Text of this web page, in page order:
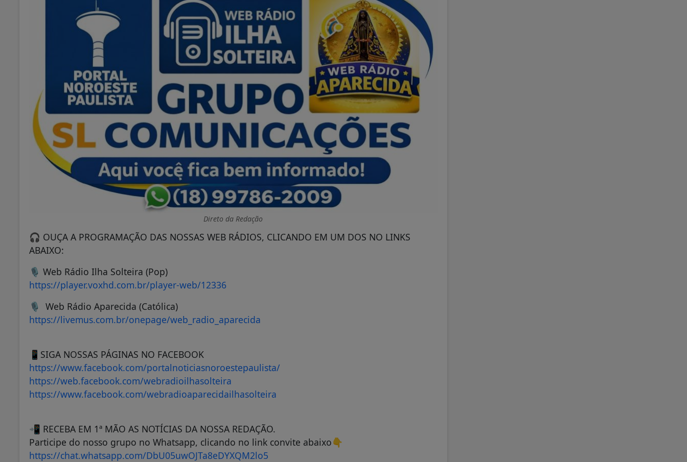
Direto da Redação
🎧 OUÇA A PROGRAMAÇÃO DAS NOSSAS WEB RÁDIOS, CLICANDO EM UM DOS NO LINKS
ABAIXO:
🎙️ Web Rádio Ilha Solteira (Pop)
https://player.voxhd.com.br/player-web/12336
🎙️ Web Rádio Aparecida (Católica)
https://livemus.com.br/onepage/web_radio_aparecida
📱SIGA NOSSAS PÁGINAS NO FACEBOOK
https://www.facebook.com/portalnoticiasnoroestepaulista/
https://web.facebook.com/webradioilhasolteira
https://www.facebook.com/webradioaparecidailhasolteira
📲 RECEBA EM 1ª MÃO AS NOTÍCIAS DA NOSSA REDAÇÃO.
Participe do nosso grupo no Whatsapp, clicando no link convite abaixo👇
https://chat.whatsapp.com/DbU05uwOJTa8eDYXQM2lo5